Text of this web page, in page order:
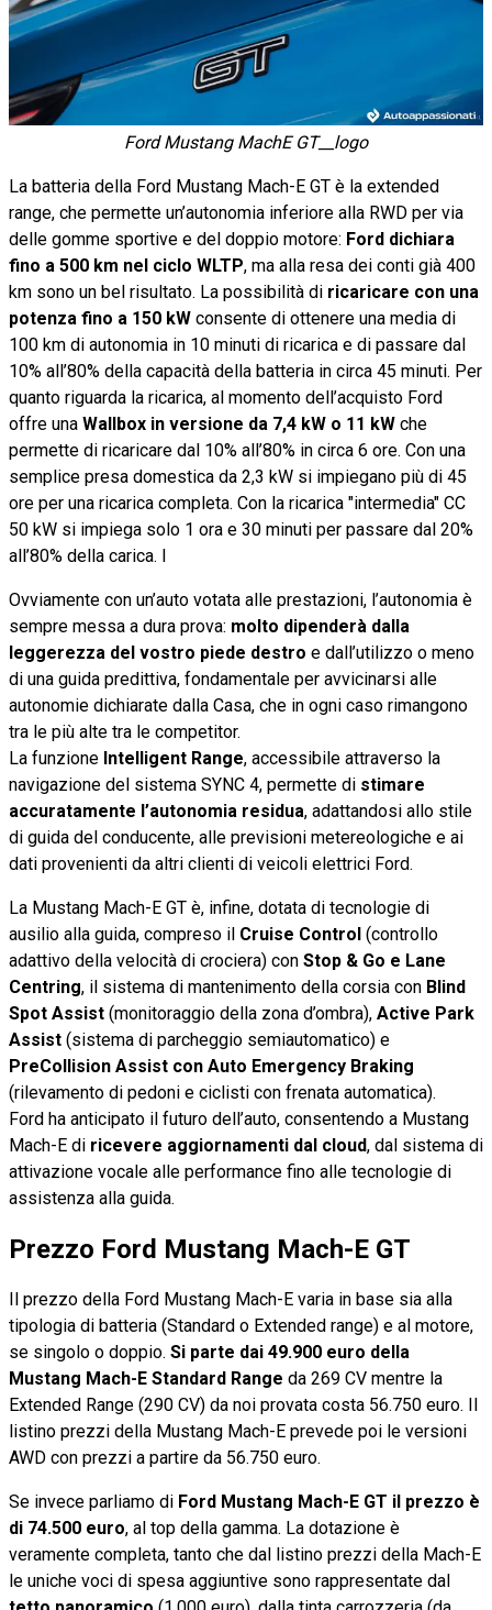
Ford Mustang MachE GT__logo
La batteria della Ford Mustang Mach-E GT è la extended
range, che permette un’autonomia inferiore alla RWD per via
delle gomme sportive e del doppio motore: Ford dichiara
fino a 500 km nel ciclo WLTP, ma alla resa dei conti già 400
km sono un bel risultato. La possibilità di ricaricare con una
potenza fino a 150 kW consente di ottenere una media di
100 km di autonomia in 10 minuti di ricarica e di passare dal
10% all’80% della capacità della batteria in circa 45 minuti. Per
quanto riguarda la ricarica, al momento dell’acquisto Ford
offre una Wallbox in versione da 7,4 kW o 11 kW che
permette di ricaricare dal 10% all’80% in circa 6 ore. Con una
semplice presa domestica da 2,3 kW si impiegano più di 45
ore per una ricarica completa. Con la ricarica "intermedia" CC
50 kW si impiega solo 1 ora e 30 minuti per passare dal 20%
all’80% della carica. I
Ovviamente con un’auto votata alle prestazioni, l’autonomia è
sempre messa a dura prova: molto dipenderà dalla
leggerezza del vostro piede destro e dall’utilizzo o meno
di una guida predittiva, fondamentale per avvicinarsi alle
autonomie dichiarate dalla Casa, che in ogni caso rimangono
tra le più alte tra le competitor.
La funzione Intelligent Range, accessibile attraverso la
navigazione del sistema SYNC 4, permette di stimare
accuratamente l’autonomia residua, adattandosi allo stile
di guida del conducente, alle previsioni metereologiche e ai
dati provenienti da altri clienti di veicoli elettrici Ford.
La Mustang Mach-E GT è, infine, dotata di tecnologie di
ausilio alla guida, compreso il Cruise Control (controllo
adattivo della velocità di crociera) con Stop & Go e Lane
Centring, il sistema di mantenimento della corsia con Blind
Spot Assist (monitoraggio della zona d’ombra), Active Park
Assist (sistema di parcheggio semiautomatico) e
PreCollision Assist con Auto Emergency Braking
(rilevamento di pedoni e ciclisti con frenata automatica).
Ford ha anticipato il futuro dell’auto, consentendo a Mustang
Mach-E di ricevere aggiornamenti dal cloud, dal sistema di
attivazione vocale alle performance fino alle tecnologie di
assistenza alla guida.
Prezzo Ford Mustang Mach-E GT
Il prezzo della Ford Mustang Mach-E varia in base sia alla
tipologia di batteria (Standard o Extended range) e al motore,
se singolo o doppio. Si parte dai 49.900 euro della
Mustang Mach-E Standard Range da 269 CV mentre la
Extended Range (290 CV) da noi provata costa 56.750 euro. Il
listino prezzi della Mustang Mach-E prevede poi le versioni
AWD con prezzi a partire da 56.750 euro.
Se invece parliamo di Ford Mustang Mach-E GT il prezzo è
di 74.500 euro, al top della gamma. La dotazione è
veramente completa, tanto che dal listino prezzi della Mach-E
le uniche voci di spesa aggiuntive sono rappresentate dal